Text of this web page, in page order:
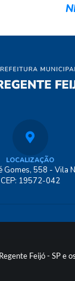
Feijó - SP e
LOCALIZAÇÃO
Gomes, 558 - Vila
CEP: 19572-042